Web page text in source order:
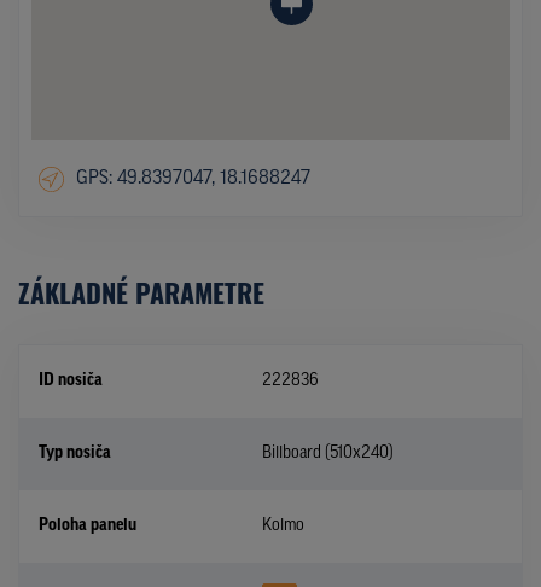
GPS: 49.8397047, 18.1688247
ZÁKLADNÉ PARAMETRE
ID nosiča 222836
Typ nosiča Billboard (510x240)
Poloha panelu Kolmo